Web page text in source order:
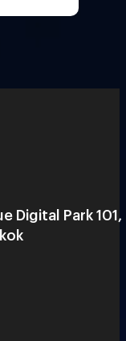
Digital Park 101,